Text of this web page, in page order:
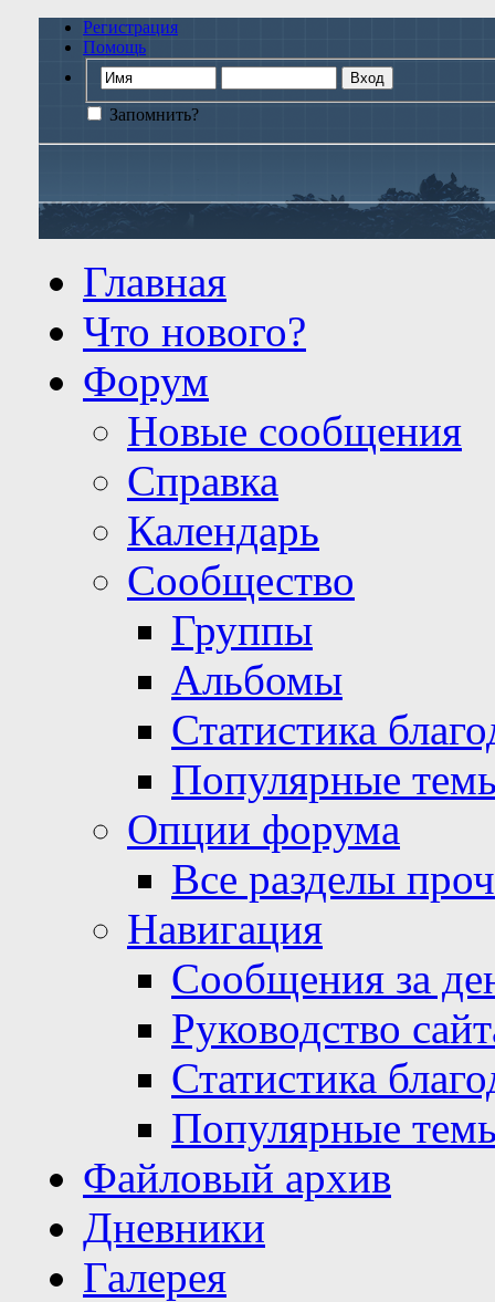
Регистрация
Помощь
Запомнить?
Главная
Что нового?
Форум
Новые сообщения
Справка
Календарь
Сообщество
Группы
Альбомы
Статистика
Популярные
Опции форума
Все разделы
Навигация
Сообщения за
Руководство
Статистика
Популярные
Файловый архив
Дневники
Галерея